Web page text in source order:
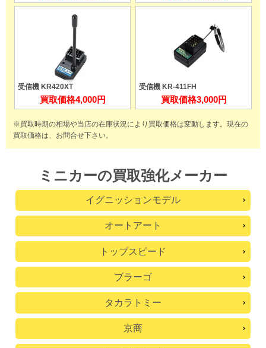
受信機 KR420XT
買取価格4,000円
受信機 KR-411FH
買取価格3,000円
※買取時期の相場や当店の在庫状況により買取価格は変動します。 現在の
買取価格は、お問合せ下さい。
ミニカーの買取強化メーカー
イグニッションモデル
オートアート
トップスピード
ブラーゴ
タカラトミー
京商